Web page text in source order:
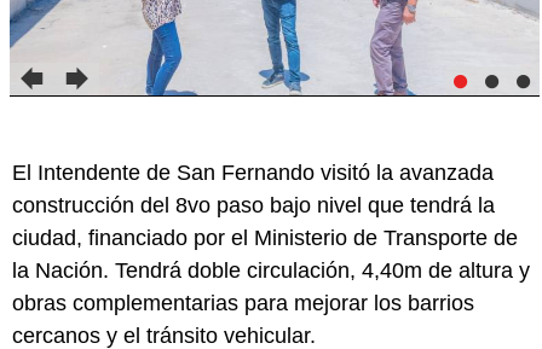
El Intendente de San Fernando visitó la avanzada
construcción del 8vo paso bajo nivel que tendrá la
ciudad, financiado por el Ministerio de Transporte de
la Nación. Tendrá doble circulación, 4,40m de altura y
obras complementarias para mejorar los barrios
cercanos y el tránsito vehicular.